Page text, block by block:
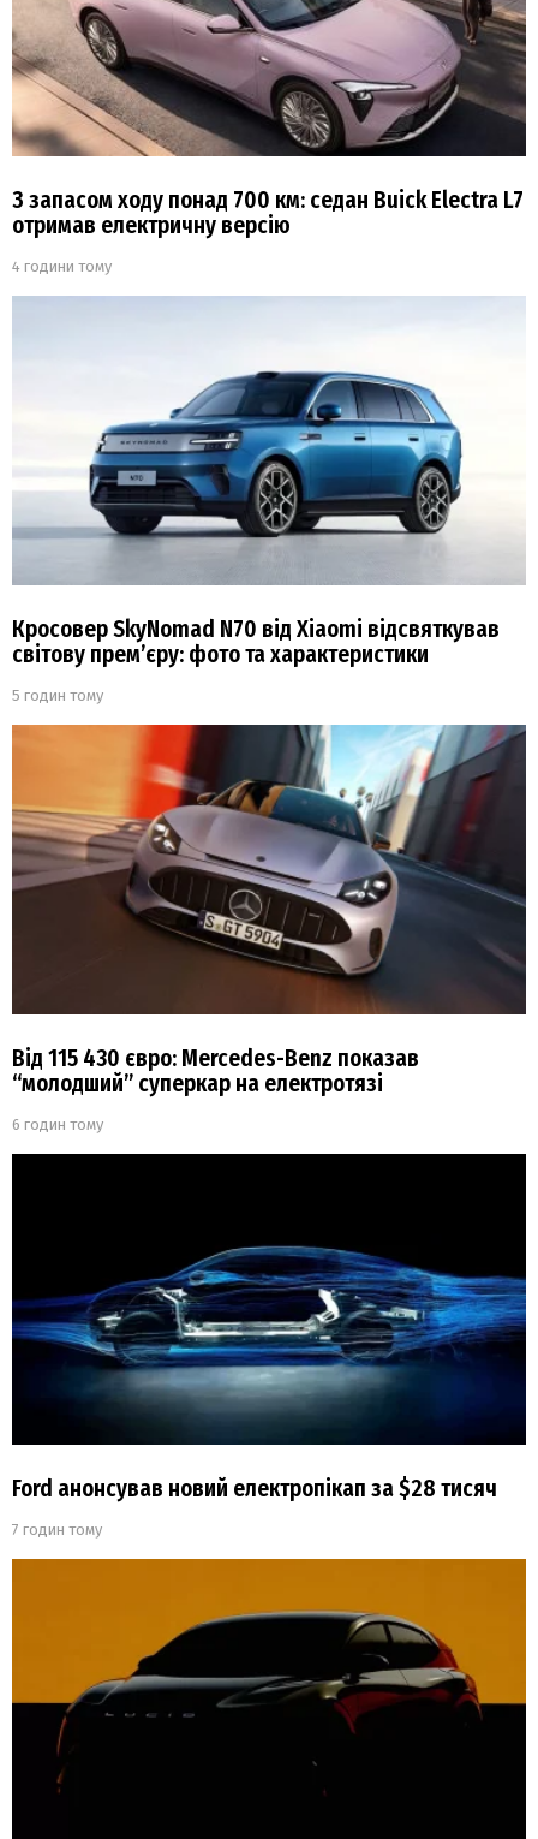
З запасом ходу понад 700 км: седан Buick Electra L7
отримав електричну версію
4 години тому
Кросовер SkyNomad N70 від Xiaomi відсвяткував
світову прем’єру: фото та характеристики
5 годин тому
Від 115 430 євро: Mercedes-Benz показав
“молодший” суперкар на електротязі
6 годин тому
Ford анонсував новий електропікап за $28 тисяч
7 годин тому